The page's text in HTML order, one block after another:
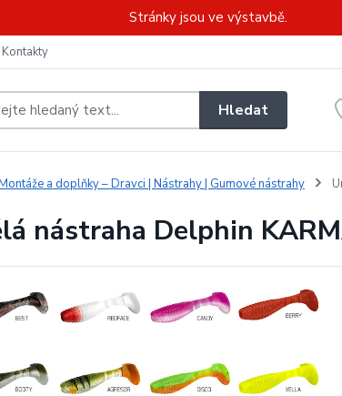
Stránky jsou ve výstavbě.
Kontakty
Hledat
a doplňky – Dravci | Nástrahy | Gumové nástrahy
nástraha Delphin